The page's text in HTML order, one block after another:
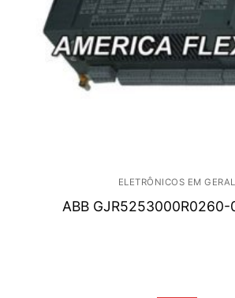
ELETRÔNICOS EM GERAL
ABB GJR5253000R0260-